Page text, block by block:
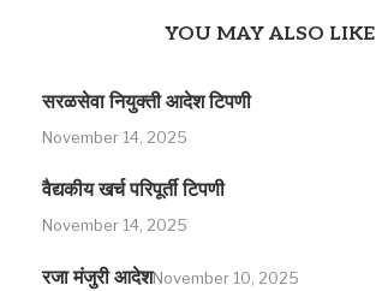
YOU MAY ALSO LIKE
सरळसेवा नियुक्ती आदेश टिपणी
November 14, 2025
वैद्यकीय खर्च परिपूर्ती टिपणी
November 14, 2025
रजा मंजुरी आदेशNovember 10, 2025